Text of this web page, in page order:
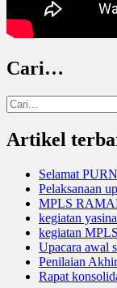
Cari…
Search
for:
Artikel
Selamat
Pelaksanaan
MPLS
kegiatan
kegiatan
Upacara awal
Penilaian
Rapat